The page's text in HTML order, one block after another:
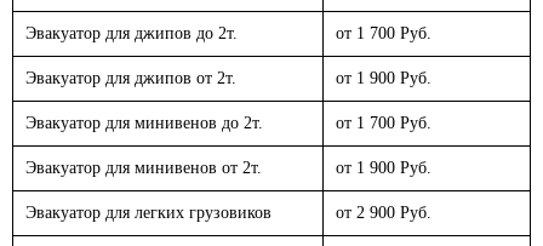
Эвакуатор для джипов до 2т. от 1 700 Руб.
Эвакуатор для джипов от 2т. от 1 900 Руб.
Эвакуатор для минивенов до 2т. от 1 700 Руб.
Эвакуатор для минивенов от 2т. от 1 900 Руб.
Эвакуатор для легких грузовиков от 2 900 Руб.